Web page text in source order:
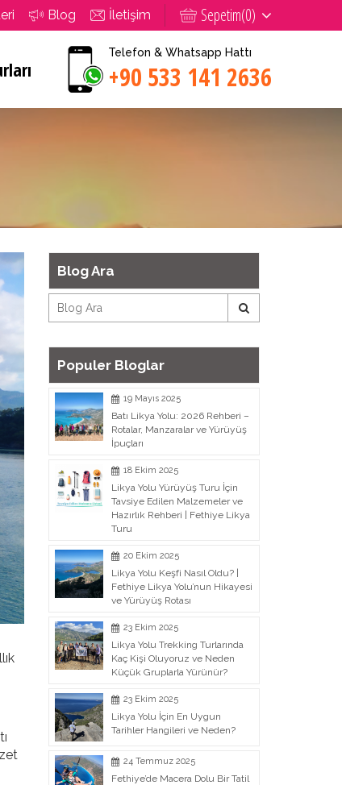
Sepetim(0)
Blog İletişim
Telefon & Whatsapp Hattı
+90 533 141 2636
Blog Ara
Populer Bloglar
19 Mayıs 2025
Batı Likya Yolu: 2026 Rehberi –
Rotalar, Manzaralar ve Yürüyüş
İpuçları
18 Ekim 2025
Likya Yolu Yürüyüş Turu İçin
Tavsiye Edilen Malzemeler ve
Hazırlık Rehberi | Fethiye Likya
Turu
20 Ekim 2025
Likya Yolu Keşfi Nasıl Oldu? |
Fethiye Likya Yolu’nun Hikayesi
ve Yürüyüş Rotası
23 Ekim 2025
Likya Yolu Trekking Turlarında
Kaç Kişi Oluyoruz ve Neden
Küçük Gruplarla Yürünür?
23 Ekim 2025
Likya Yolu İçin En Uygun
Tarihler Hangileri ve Neden?
24 Temmuz 2025
Fethiye’de Macera Dolu Bir Tatil